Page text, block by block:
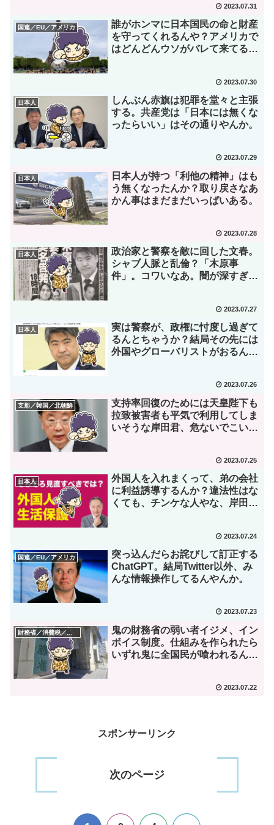
2023.07.31
国連／EU／アメリカ
誰がホンマに日本国民の命と財産
を守ってくれるんや？アメリカで
はどんどんウソがバレて来てる
2023.07.30
日本人
しんぶん赤旗は犯罪を堂々と主張
する。共産党は「日本には無くな
ったらいい」はその通りやんか。
2023.07.29
日本人
日本人が持つ「利他の精神」はも
う無くなったんか？取り戻さなあ
かん事はまだまだいっぱいある。
2023.07.28
日本人
政治家と警察を敵に回した文春。
シャブ人脈と乱倫？「木原事
件」。コワいなあ。闇が深すぎる
2023.07.27
日本人
実は警察が、政権に忖度し過ぎて
るんとちゃうか？結局その先には
外国やグローバリストがおるん
2023.07.26
支那／韓国／北朝鮮
支持率回復のためには天皇陛下も
拉致被害者も平気で利用してしま
いそうな岸田君、危ないでこい
2023.07.25
日本人
外国人を入れまくって、弟の会社
に利益誘導するんか？違法性はな
くても、チンケな人やな、岸田
2023.07.24
国連／EU／アメリカ
突っ込んだらお詫びして訂正する
ChatGPT。結局Twitter以外、み
んな情報操作してるんやんか。
2023.07.23
財務省／消費税／デフレ
鬼の財務省の弱い者イジメ、イン
ボイス制度。仕組みを作られたら
いずれ鬼に全国民が喰われるん
2023.07.22
スポンサーリンク
次のページ